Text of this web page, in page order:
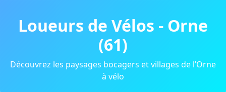
Loueurs de Vélos - Orne
(61)
Découvrez les paysages bocagers et villages de l’Orne
à vélo